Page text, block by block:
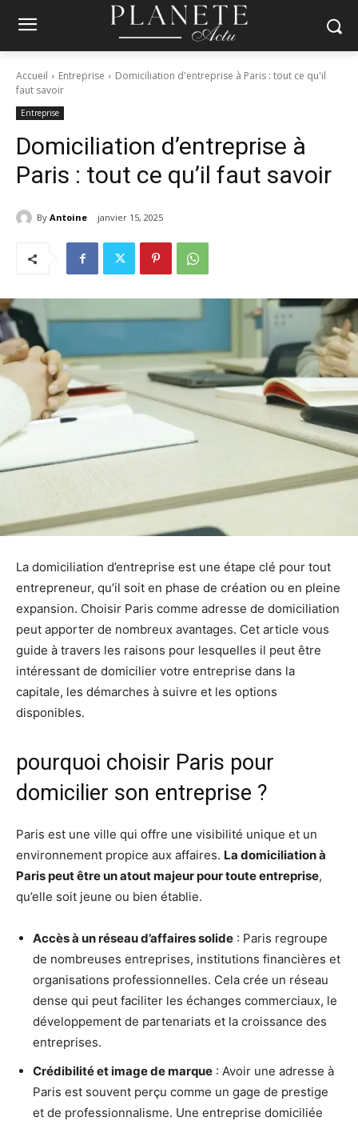
Accueil Entreprise
Domiciliation d'entreprise à Paris : tout ce qu'il
faut savoir
Entreprise
Domiciliation d’entreprise à
Paris : tout ce qu’il faut savoir
By Antoine janvier 15, 2025
La domiciliation d’entreprise est une étape clé pour tout
entrepreneur, qu’il soit en phase de création ou en pleine
expansion. Choisir Paris comme adresse de domiciliation
peut apporter de nombreux avantages. Cet article vous
guide à travers les raisons pour lesquelles il peut être
intéressant de domicilier votre entreprise dans la
capitale, les démarches à suivre et les options
disponibles.
pourquoi choisir Paris pour
domicilier son entreprise ?
Paris est une ville qui offre une visibilité unique et un
environnement propice aux affaires. La domiciliation à
Paris peut être un atout majeur pour toute entreprise,
qu’elle soit jeune ou bien établie.
Accès à un réseau d’affaires solide : Paris regroupe
de nombreuses entreprises, institutions financières et
organisations professionnelles. Cela crée un réseau
dense qui peut faciliter les échanges commerciaux, le
développement de partenariats et la croissance des
entreprises.
Crédibilité et image de marque : Avoir une adresse à
Paris est souvent perçu comme un gage de prestige
et de professionnalisme. Une entreprise domiciliée